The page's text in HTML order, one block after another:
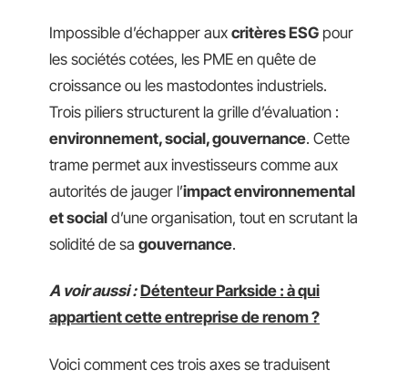
Impossible d’échapper aux critères ESG pour
les sociétés cotées, les PME en quête de
croissance ou les mastodontes industriels.
Trois piliers structurent la grille d’évaluation :
environnement, social, gouvernance. Cette
trame permet aux investisseurs comme aux
autorités de jauger l’impact environnemental
et social d’une organisation, tout en scrutant la
solidité de sa gouvernance.
A voir aussi : Détenteur Parkside : à qui
appartient cette entreprise de renom ?
Voici comment ces trois axes se traduisent